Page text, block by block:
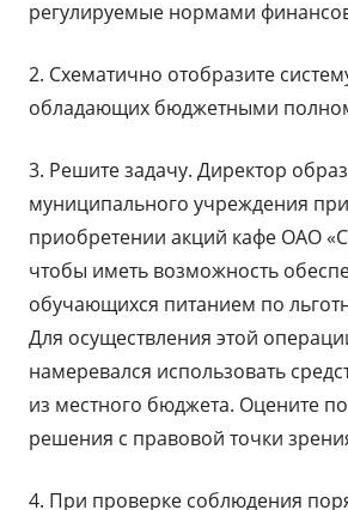
регулируемые нормами
2. Схематично отобразите
обладающих бюджетными
3. Решите задачу. Директор
муниципального учреждения
приобретении акций кафе ОАО
чтобы иметь возможность
обучающихся питанием по
Для осуществления этой
намеревался использовать
из местного бюджета. Оцените
решения с правовой точки
4. При проверке соблюдения